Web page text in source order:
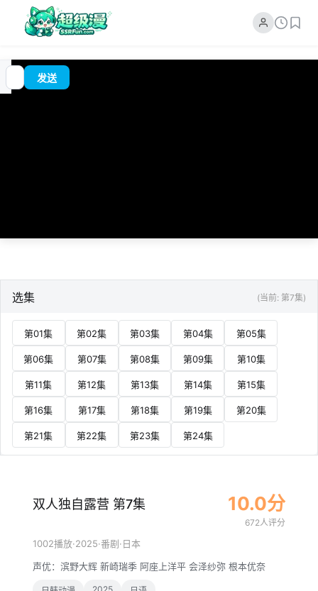
00:00
追
番
?发送
选集 (当前: 第7集)
第01集 第02集 第03集 第04集 第05集
第06集 第07集 第08集 第09集 第10集
第11集 第12集 第13集 第14集 第15集
第16集 第17集 第18集 第19集 第20集
第21集 第22集 第23集 第24集
双人独自露营 第7集 10.0分
672人评分
1002播放·2025·番剧·日本
声优： 滨野大辉 新崎瑞季 阿座上洋平 会泽纱弥 根本优奈